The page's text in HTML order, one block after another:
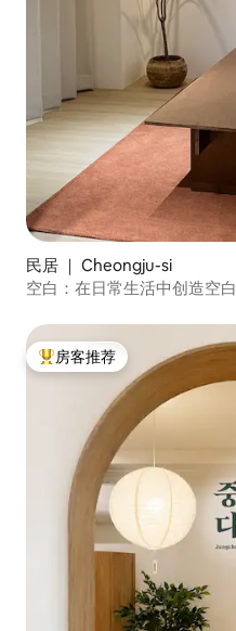
民居 ｜ Cheongju-si
空白：在日常生活中创造空白
热门「房客推荐」
房客推荐